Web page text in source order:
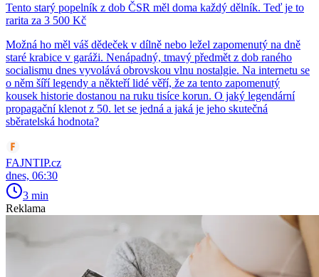
Tento starý popelník z dob ČSR měl doma každý dělník. Teď je to
rarita za 3 500 Kč
Možná ho měl váš dědeček v dílně nebo ležel zapomenutý na dně
staré krabice v garáži. Nenápadný, tmavý předmět z dob raného
socialismu dnes vyvolává obrovskou vlnu nostalgie. Na internetu se
o něm šíří legendy a někteří lidé věří, že za tento zapomenutý
kousek historie dostanou na ruku tisíce korun. O jaký legendární
propagační klenot z 50. let se jedná a jaká je jeho skutečná
sběratelská hodnota?
FAJNTIP.cz
dnes, 06:30
3 min
Reklama